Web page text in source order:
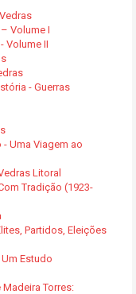
Volume I
Volume II
- Guerras
Uma Viagem ao
Litoral
Tradição (1923-
Partidos, Eleições
Estudo
Torres: